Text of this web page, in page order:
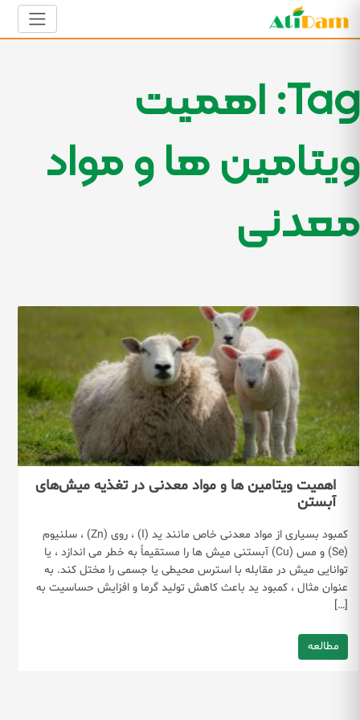
Tag: اهمیت
ویتامین ها و مواد
معدنی
اهمیت ویتامین ها و مواد معدنی در تغذیه میش‌های
آبستن
کمبود بسیاری از مواد معدنی خاص مانند ید (I) ، روی (Zn) ، سلنیوم
(Se) و مس (Cu) آبستنی میش ها را مستقیماً به خطر می اندازد ، یا
توانایی میش در مقابله با استرس محیطی یا جسمی را مختل کند. به
عنوان مثال ، کمبود ید باعث کاهش تولید گرما و افزایش حساسیت به
[…]
مطالعه